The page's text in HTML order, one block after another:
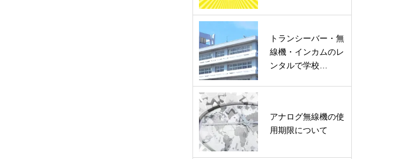
トランシーバー・無
線機・インカムのレ
ンタルで学校…
アナログ無線機の使
用期限について